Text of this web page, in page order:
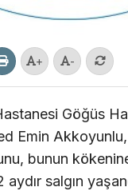
+ -
Göğüs
Emin
bunun
salgın